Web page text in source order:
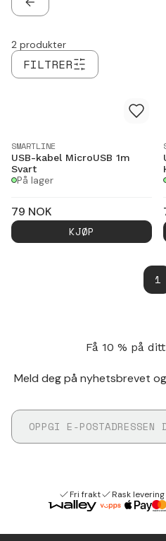
TILBAKE
FILTRER
2 produkter
SMARTLINE
USB-kabel MicroUSB 1m
Svart
På lager
79 NOK
KJØP
1
Få 10 % på
Meld deg på nyhetsbrevet
Fri frakt Rask